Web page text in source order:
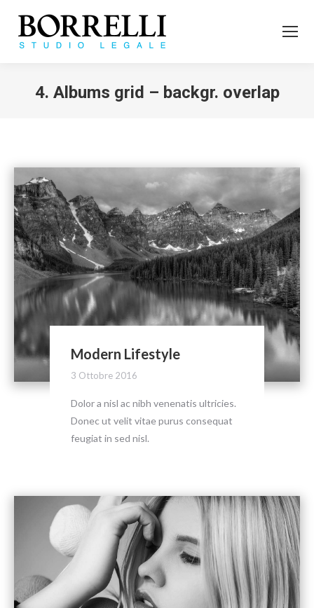
4. Albums grid – backgr. overlap
Modern Lifestyle
3 Ottobre 2016
Dolor a nisl ac nibh venenatis ultricies.
Donec ut velit vitae purus consequat
feugiat in sed nisl.